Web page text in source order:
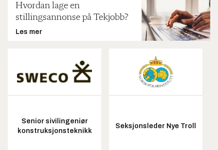
Hvordan lage en
stillingsannonse på Tekjobb?
Les mer
Senior sivilingeniør
konstruksjonsteknikk
Seksjonsleder Nye Troll